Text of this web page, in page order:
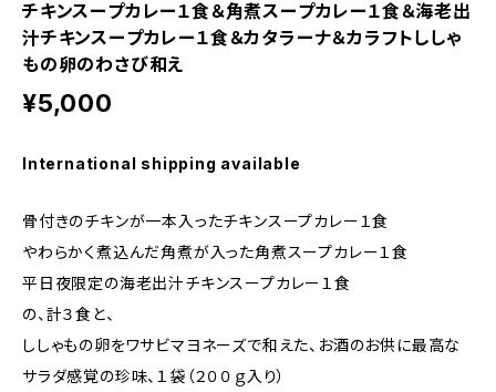
チキンスープカレー１食＆角煮スープカレー１食＆海老出
汁チキンスープカレー１食＆カタラーナ＆カラフトししゃ
もの卵のわさび和え
¥5,000
International shipping available
骨付きのチキンが一本入ったチキンスープカレー１食
やわらかく煮込んだ角煮が入った角煮スープカレー１食
平日夜限定の海老出汁チキンスープカレー１食
の、計３食と、
ししゃもの卵をワサビマヨネーズで和えた、お酒のお供に最高な
サラダ感覚の珍味、１袋（２００ｇ入り）